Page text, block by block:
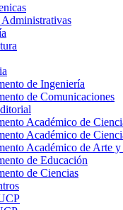
Administrativas
de Ingeniería
de Comunicaciones
Académico de
Académico de
Académico de Arte
de Educación
de Ciencias